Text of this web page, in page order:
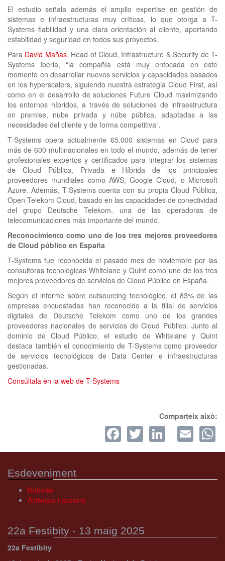
El estudio señala además el amplio expertise en gestión de
sistemas e infraestructuras muy críticas, lo que otorga a T-
Systems fiabilidad y una clara orientación al cliente, aportando
estabilidad y seguridad en todos sus proyectos.
Para David Mañas, Head of Cloud, Infrastructure & Security de T-
Systems Iberia, “la compañía está muy enfocada en este
momento en desarrollar nuevos servicios y capacidades basados
en los hyperscalers, siguiendo nuestra estrategia Cloud First, así
como en el desarrollo de soluciones Future Cloud maximizando
los entornos híbridos, a través de soluciones de infraestructura
on premise, nube privada y núbe pública, adaptadas a las
necesidades del cliente y de forma competitiva”.
T-Systems opera actualmente 65.000 sistemas en Cloud para
más de 600 multinacionales en todo el mundo, además de tener
profesionales expertos y certificados para integrar los sistemas
de Cloud Pública, Privada e Híbrida de los principales
proveedores mundiales como AWS, Google Cloud, o Microsoft
Azure. Además, T-Systems cuenta con su propia Cloud Pública,
Open Telekom Cloud, basado en las capacidades de conectividad
del grupo Deutsche Telekom, una de las operadoras de
telecomunicaciones más importante del mundo.
Reconocimiento como uno de los tres mejores proveedores
de Cloud público en España
T-Systems fue reconocida el pasado mes de noviembre por las
consultoras tecnológicas Whitelane y Quint como uno de los tres
mejores proveedores de servicios de Cloud Público en España.
Según el informe sobre outsourcing tecnológico, el 83% de las
empresas encuestadas han reconocido a la filial de servicios
digitales de Deutsche Telekom como uno de los grandes
proveedores nacionales de servicios de Cloud Público. Junto al
dominio de Cloud Público, el estudio de Whitelane y Quint
destaca también el conocimiento de T-Systems como proveedor
de servicios tecnológicos de Data Center e infraestructuras
gestionadas.
Consúltala en la web de T-Systems
Comparteix això:
Facebook
Twitter
Esdeveniment
Notícies
Activitats i accions
22a Festibity - 13 maig 2025
22a Festibity